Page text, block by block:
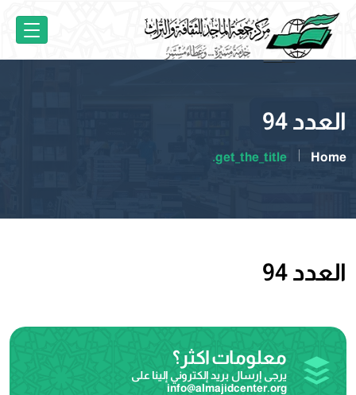
العدد 94
Home
get_the_title.
العدد 94
معلومات اكثر؟
يرجى إرسال بريد إلكتروني إلينا على
info@almajidcenter.org